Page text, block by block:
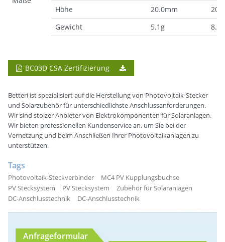
Höhe
20.0mm
Gewicht
5.1g 8.3g
BC03D CSA Zertifizierung
Betteri ist spezialisiert auf die Herstellung von Photovoltaik-Stecker
und Solarzubehör für unterschiedlichste Anschlussanforderungen.
Wir sind stolzer Anbieter von Elektrokomponenten für Solaranlagen.
Wir bieten professionellen Kundenservice an, um Sie bei der
Vernetzung und beim Anschließen Ihrer Photovoltaikanlagen zu
unterstützen.
Tags
Photovoltaik-Steckverbinder
MC4 PV Kupplungsbuchse
PV Stecksystem
PV Stecksystem
Zubehör für Solaranlagen
DC-Anschlusstechnik
DC-Anschlusstechnik
Anfrageformular